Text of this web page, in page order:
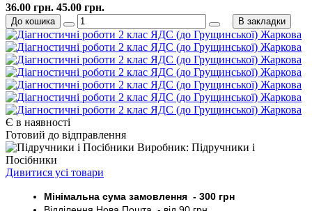
Є в наявності
Готовий до відправлення
Виробник: Підручники і
Посібники
Дивитися усі товари
Мінімальна сума замовлення - 300 грн
36.00 грн. 45.00 грн.
До кошика В закладки